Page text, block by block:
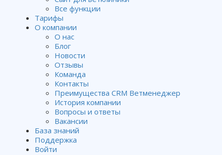
Все функции
Тарифы
О компании
О нас
Блог
Новости
Отзывы
Команда
Контакты
Преимущества CRM Ветменеджер
История компании
Вопросы и ответы
Вакансии
База знаний
Поддержка
Войти
Именованные поля